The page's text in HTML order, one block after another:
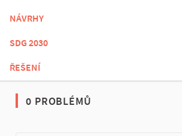
NÁVRHY
SDG 2030
ŘEŠENÍ
0 PROBLÉMŮ